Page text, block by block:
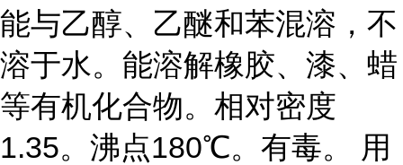
能与乙醇、乙醚和苯混溶，不
溶于水。能溶解橡胶、漆、蜡
等有机化合物。相对密度
1.35。沸点180℃。有毒。 用